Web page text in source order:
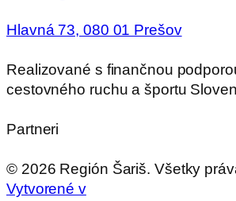
Hlavná 73, 080 01 Prešov
Realizované s finančnou
cestovného ruchu a športu
Partneri
© 2026 Región Šariš. Všetky
Vytvorené v